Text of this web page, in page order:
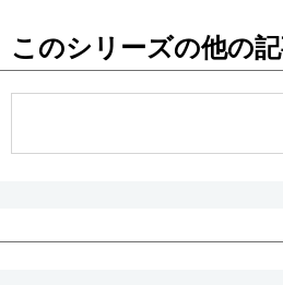
お知らせ
このシリーズの他の